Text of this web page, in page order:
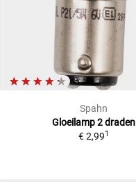
Spahn
Gloeilamp 2 draden
€ 2,991